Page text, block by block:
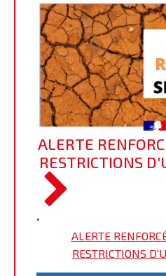
ALERTE
RESTRICTIONS
•
ALERTE
RESTRICTIONS